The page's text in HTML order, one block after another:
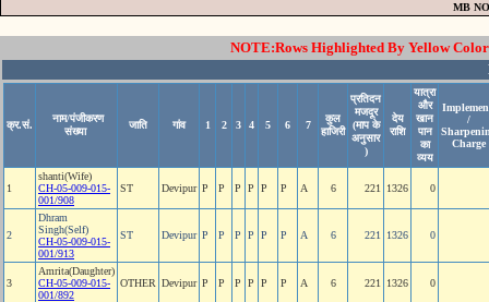
MB
NOTE:Rows Highlighted By Yellow
क्र.सं.
नाम/पंजीकरण
संख्या
जाति गांव 1 2 3 4 5 6 7
कुल
हाजिरी
प्रतिदन
मजदूर
(माप के
अनुसार
)
देय
राशि
यात्रा
और
खान
पान
का
व्यय
/
Charge
1
shanti(Wife)
CH-05-009-015-
001/908
ST Devipur P P P P P P A 6 221 1326 0
2
Dhram
Singh(Self)
CH-05-009-015-
001/913
ST Devipur P P P P P P A 6 221 1326 0
3
Amrita(Daughter)
CH-05-009-015-
001/892
OTHER Devipur P P P P P P A 6 221 1326 0